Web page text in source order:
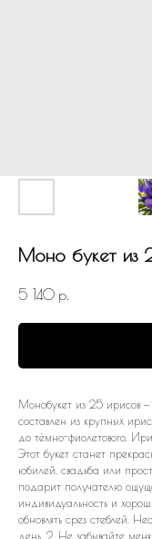
Моно букет из
5 140 р.
Монобукет из 25 ирисов —
составлен из крупных
до тёмно-фиолетового.
Этот букет станет
юбилей, свадьба или
подарит получателю
индивидуальность и
обновлять срез стеблей.
день. 2. Не забывайте